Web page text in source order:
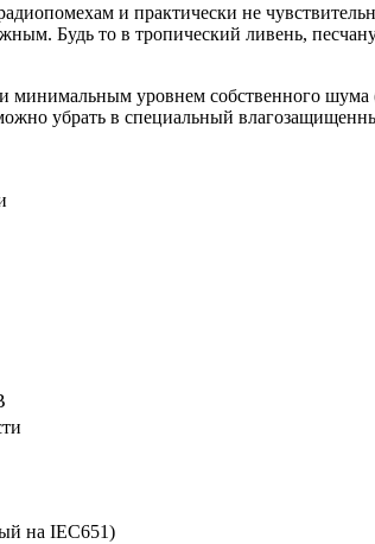
и практически не
Будь то в тропический ливень,
уровнем собственного
убрать в специальный
на IEC651)